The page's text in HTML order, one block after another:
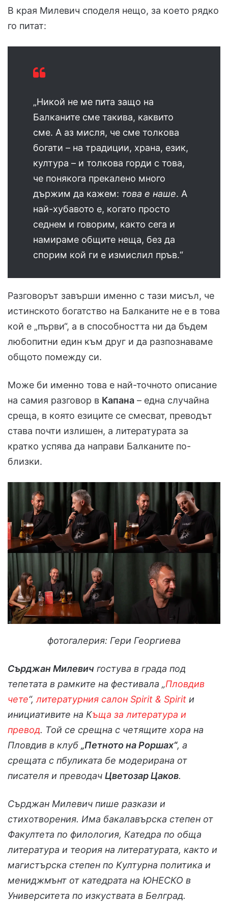
В края Милевич споделя нещо, за което рядко
го питат:
„Никой не ме пита защо на
Балканите сме такива, каквито
сме. А аз мисля, че сме толкова
богати – на традиции, храна, език,
култура – и толкова горди с това,
че понякога прекалено много
държим да кажем: това е наше. А
най-хубавото е, когато просто
седнем и говорим, както сега и
намираме общите неща, без да
спорим кой ги е измислил пръв.“
Разговорът завърши именно с тази мисъл, че
истинското богатство на Балканите не е в това
кой е „първи“, а в способността ни да бъдем
любопитни един към друг и да разпознаваме
общото помежду си.
Може би именно това е най-точното описание
на самия разговор в Капана – една случайна
среща, в която езиците се смесват, преводът
става почти излишен, а литературата за
кратко успява да направи Балканите по-
близки.
фотогалерия: Гери Георгиева
Сърджан Милевич гостува в града под
тепетата в рамките на фестивала „Пловдив
чете“, литературния салон Spirit & Spirit и
инициативите на Къща за литература и
превод. Той се срещна с четящите хора на
Пловдив в клуб „Петното на Роршах“, а
срещата с пбуликата бе модерирана от
писателя и преводач Цветозар Цаков.
Сърджан Милевич пише разкази и
стихотворения. Има бакалавърска степен от
Факултета по филология, Катедра по обща
литература и теория на литературата, както и
магистърска степен по Kултурна политика и
мениджмънт от катедрата на ЮНЕСКО в
Университета по изкуствата в Белград.